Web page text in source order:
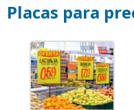
Placas para